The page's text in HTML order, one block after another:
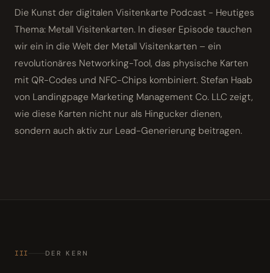
Die Kunst der digitalen Visitenkarte Podcast - Heutiges
Thema: Metall Visitenkarten. In dieser Episode tauchen
wir ein in die Welt der Metall Visitenkarten – ein
revolutionäres Networking-Tool, das physische Karten
mit QR-Codes und NFC-Chips kombiniert. Stefan Haab
von Landingpage Marketing Management Co. LLC zeigt,
wie diese Karten nicht nur als Hingucker dienen,
sondern auch aktiv zur Lead-Generierung beitragen.
III DER KERN